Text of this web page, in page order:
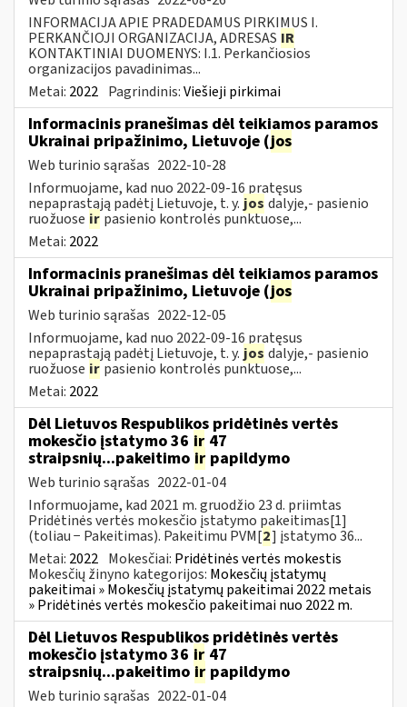
INFORMACIJA APIE PRADEDAMUS PIRKIMUS I.
PERKANČIOJI ORGANIZACIJA, ADRESAS IR
KONTAKTINIAI DUOMENYS: I.1. Perkančiosios
organizacijos pavadinimas...
Metai: 2022 Pagrindinis:Viešieji pirkimai
Informacinis pranešimas dėl teikiamos paramos
Ukrainai pripažinimo, Lietuvoje (jos
Web turinio sąrašas 2022-10-28
Informuojame, kad nuo 2022-09-16 pratęsus
nepaprastąją padėtį Lietuvoje, t. y. jos dalyje,- pasienio
ruožuose ir pasienio kontrolės punktuose,...
Metai: 2022
Informacinis pranešimas dėl teikiamos paramos
Ukrainai pripažinimo, Lietuvoje (jos
Web turinio sąrašas 2022-12-05
Informuojame, kad nuo 2022-09-16 pratęsus
nepaprastąją padėtį Lietuvoje, t. y. jos dalyje,- pasienio
ruožuose ir pasienio kontrolės punktuose,...
Metai: 2022
Dėl Lietuvos Respublikos pridėtinės vertės
mokesčio įstatymo 36 ir 47
straipsnių...pakeitimo ir papildymo
Web turinio sąrašas 2022-01-04
Informuojame, kad 2021 m. gruodžio 23 d. priimtas
Pridėtinės vertės mokesčio įstatymo pakeitimas[1]
(toliau − Pakeitimas). Pakeitimu PVM[2] įstatymo 36...
Metai: 2022 Mokesčiai: Pridėtinės vertės mokestis
Mokesčių žinyno kategorijos: Mokesčių įstatymų
pakeitimai » Mokesčių įstatymų pakeitimai 2022 metais
» Pridėtinės vertės mokesčio pakeitimai nuo 2022 m.
Dėl Lietuvos Respublikos pridėtinės vertės
mokesčio įstatymo 36 ir 47
straipsnių...pakeitimo ir papildymo
Web turinio sąrašas 2022-01-04